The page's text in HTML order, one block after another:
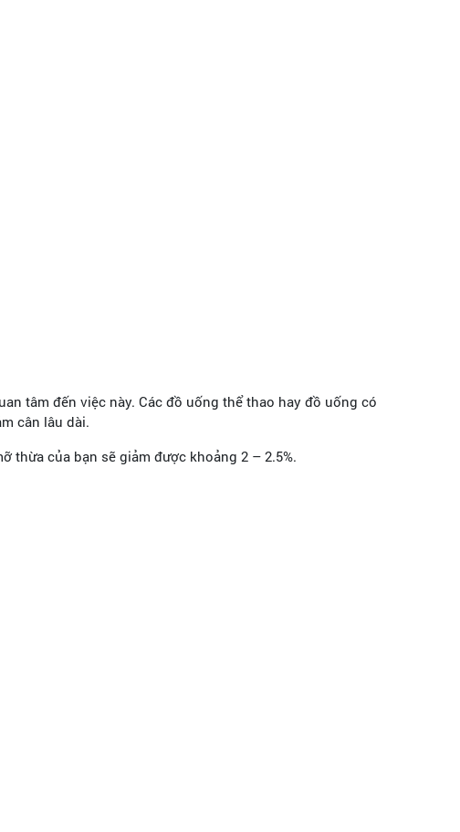
tâm đến việc này. Các đồ uống thể thao hay đồ uống có
cân lâu dài.
thừa của bạn sẽ giảm được khoảng 2 – 2.5%.